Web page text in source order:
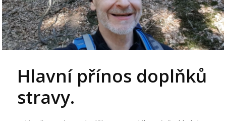
Hlavní přínos doplňků
stravy.